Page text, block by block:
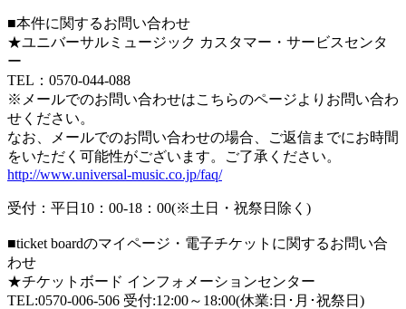
■本件に関するお問い合わせ
★ユニバーサルミュージック カスタマー・サービスセンタ
ー
TEL：0570-044-088
※メールでのお問い合わせはこちらのページよりお問い合わ
せください。
なお、メールでのお問い合わせの場合、ご返信までにお時間
をいただく可能性がございます。ご了承ください。
http://www.universal-music.co.jp/faq/
受付：平日10：00-18：00(※土日・祝祭日除く)
■ticket boardのマイページ・電子チケットに関するお問い合
わせ
★チケットボード インフォメーションセンター
TEL:0570-006-506 受付:12:00～18:00(休業:日･月･祝祭日)